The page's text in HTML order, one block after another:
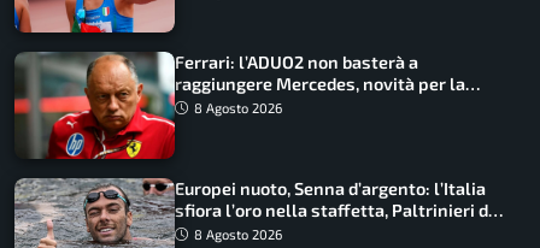
Ferrari: l’ADUO2 non basterà a
raggiungere Mercedes, novità per la
Macarena
8 Agosto 2026
Europei nuoto, Senna d’argento: l’Italia
sfiora l’oro nella staffetta, Paltrinieri da
urlo, il bilancio azzurro
8 Agosto 2026